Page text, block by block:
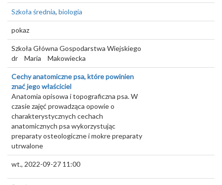
Szkoła średnia, biologia
pokaz
Szkoła Główna Gospodarstwa Wiejskiego
dr
Maria Makowiecka
Cechy anatomiczne psa, które powinien
znać jego właściciel
Anatomia opisowa i topograficzna psa. W
czasie zajęć prowadząca opowie o
charakterystycznych cechach
anatomicznych psa wykorzystując
preparaty osteologiczne i mokre preparaty
utrwalone
wt., 2022-09-27 11:00